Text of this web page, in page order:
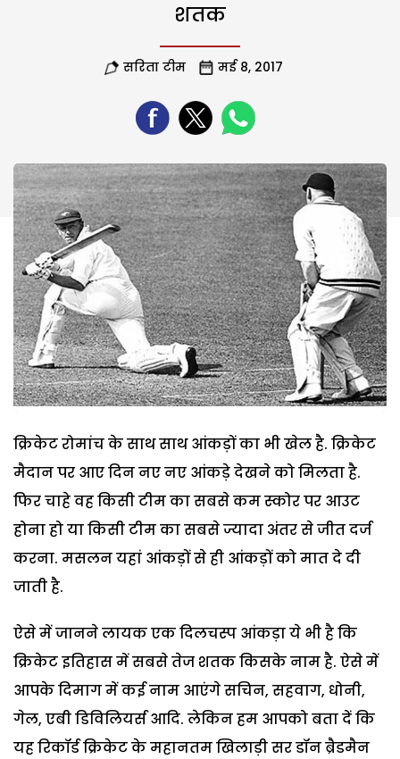
शतक
सरिता टीम मई 8, 2017
क्रिकेट रोमांच के साथ साथ आंकड़ों का भी खेल है. क्रिकेट
मैदान पर आए दिन नए नए आंकड़े देखने को मिलता है.
फिर चाहे वह किसी टीम का सबसे कम स्कोर पर आउट
होना हो या किसी टीम का सबसे ज्यादा अंतर से जीत दर्ज
करना. मसलन यहां आंकड़ों से ही आंकड़ों को मात दे दी
जाती है.
ऐसे में जानने लायक एक दिलचस्प आंकड़ा ये भी है कि
क्रिकेट इतिहास में सबसे तेज शतक किसके नाम है. ऐसे में
आपके दिमाग में कई नाम आएंगे सचिन, सहवाग, धोनी,
गेल, एबी डिविलियर्स आदि. लेकिन हम आपको बता दें कि
यह रिकॉर्ड क्रिकेट के महानतम खिलाड़ी सर डॉन ब्रैडमैन